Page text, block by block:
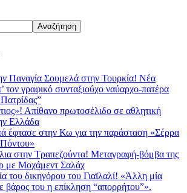
Αναζήτηση
Παναγία Σουμελά στην Τουρκία! Νέα
τον γραφικό συνταξιούχο ναύαρχο-πατέρα
Απίθανο πρωτοσέλιδο σε αθλητική
Ελλάδα
στην Κω για την παράσταση «Σέρρα
στην Τραπεζούντα! Μεταγραφή-βόμβα της
με Μοχάμεντ Σαλάχ
του δικηγόρου του Γιαϊλαλί! «Άλλη μία
βάρος του η επίκληση “απορρήτου”».